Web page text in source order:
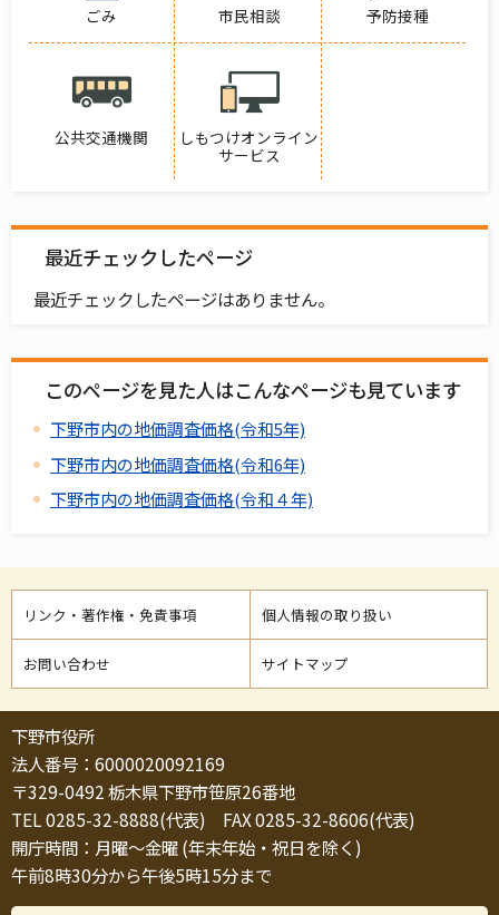
ごみ 市民相談 予防接種
公共交通機関
しもつけオンライン
サービス
最近チェックしたページ
最近チェックしたページはありません。
このページを見た人はこんなページも見ています
下野市内の地価調査価格(令和5年)
下野市内の地価調査価格(令和6年)
下野市内の地価調査価格(令和４年)
リンク・著作権・免責事項 個人情報の取り扱い
お問い合わせ サイトマップ
下野市役所
法人番号：6000020092169
〒329-0492 栃木県下野市笹原26番地
TEL 0285-32-8888(代表) FAX 0285-32-8606(代表)
開庁時間：月曜～金曜 (年末年始・祝日を除く)
午前8時30分から午後5時15分まで